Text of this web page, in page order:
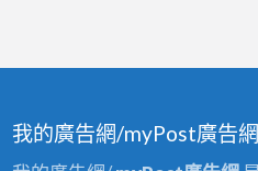
我的廣告網/myPost廣告網